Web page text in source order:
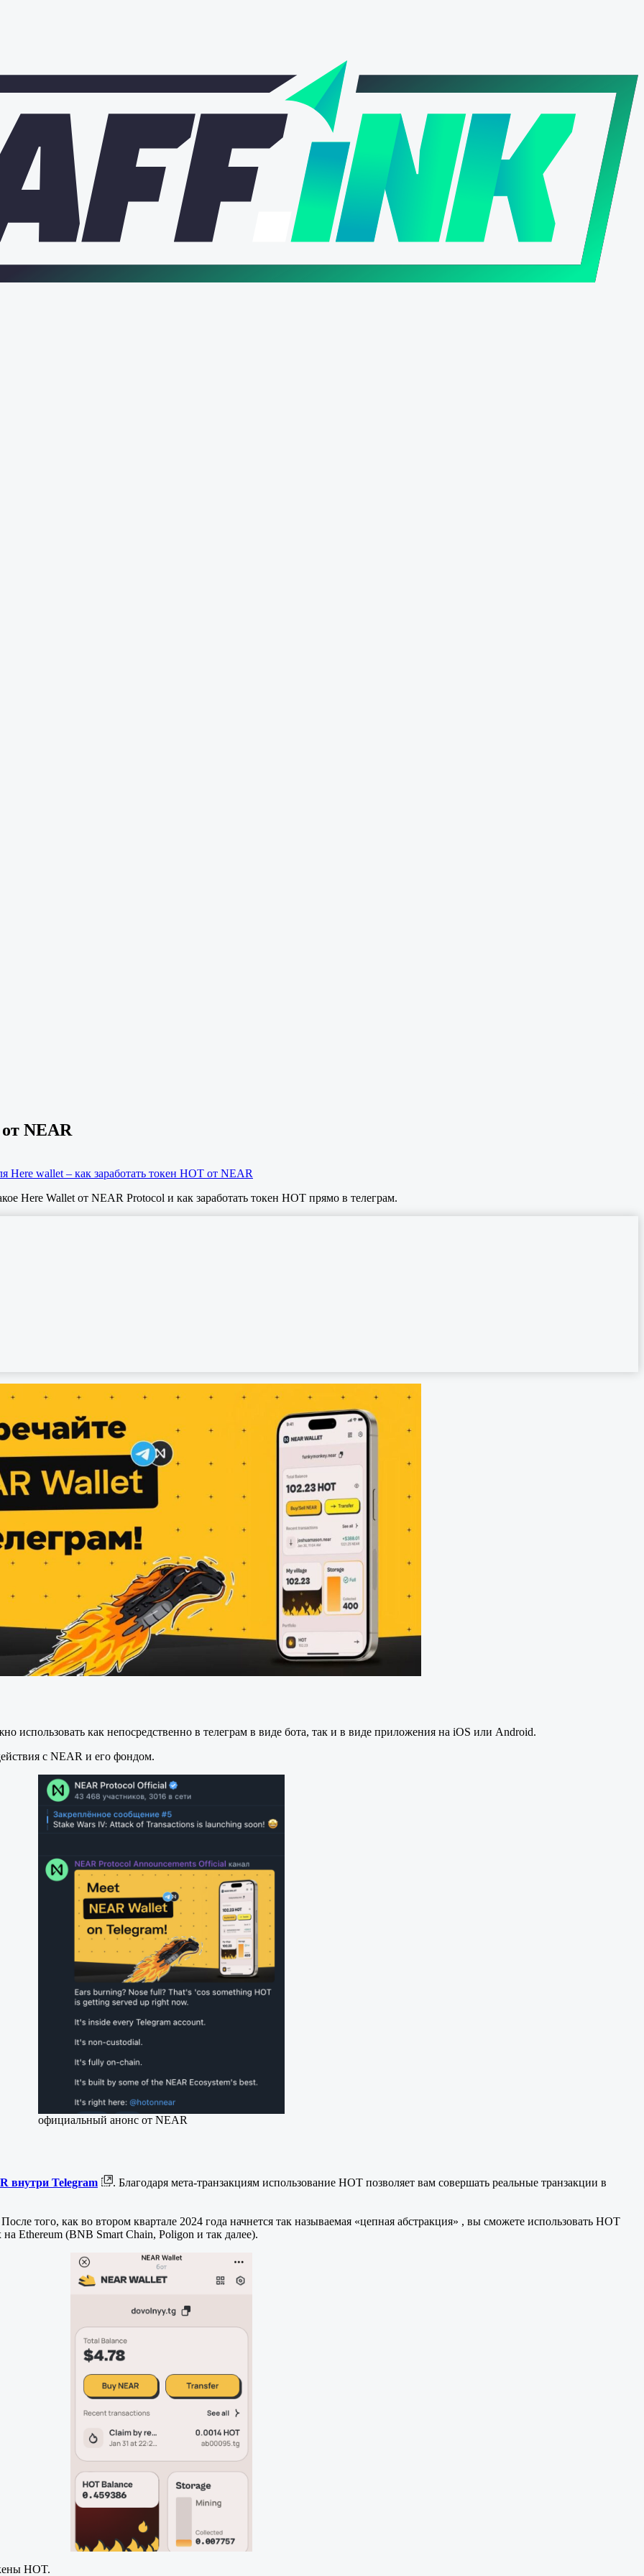
NEAR
Here wallet – как заработать токен HOT от NEAR
Here Wallet от NEAR Protocol и как заработать токен HOT прямо в телеграм.
использовать как непосредственно в телеграм в виде бота, так и в виде приложения на iOS или Android.
с NEAR и его фондом.
официальный анонс от NEAR
внутри Telegram . Благодаря мета-транзакциям использование HOT позволяет вам совершать реальные транзакции в
того, как во втором квартале 2024 года начнется так называемая «цепная абстракция» , вы сможете использовать HOT
Ethereum (BNB Smart Chain, Poligon и так далее).
HOT.